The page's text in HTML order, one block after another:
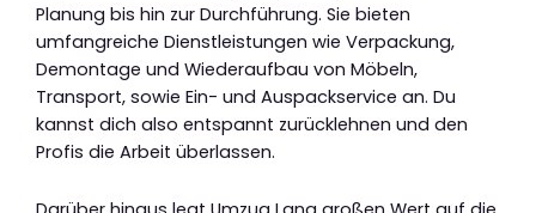
Planung bis hin zur Durchführung. Sie bieten
umfangreiche Dienstleistungen wie Verpackung,
Demontage und Wiederaufbau von Möbeln,
Transport, sowie Ein- und Auspackservice an. Du
kannst dich also entspannt zurücklehnen und den
Profis die Arbeit überlassen.